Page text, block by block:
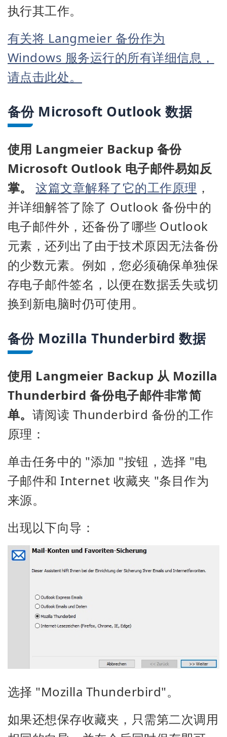
执行其工作。
有关将 Langmeier 备份作为
Windows 服务运行的所有详细信息，
请点击此处。
备份 Microsoft Outlook 数据
使用 Langmeier Backup 备份
Microsoft Outlook 电子邮件易如反
掌。
这篇文章解释了它的工作原理 ，
并详细解答了除了 Outlook 备份中的
电子邮件外，还备份了哪些 Outlook
元素，还列出了由于技术原因无法备份
的少数元素。例如，您必须确保单独保
存电子邮件签名，以便在数据丢失或切
换到新电脑时仍可使用。
备份 Mozilla Thunderbird 数据
使用 Langmeier Backup 从 Mozilla
Thunderbird 备份电子邮件非常简
单。 请阅读 Thunderbird 备份的工作
原理：
单击任务中的 "添加 "按钮，选择 "电
子邮件和 Internet 收藏夹 "条目作为
来源。
出现以下向导：
选择 "Mozilla Thunderbird"。
如果还想保存收藏夹，只需第二次调用